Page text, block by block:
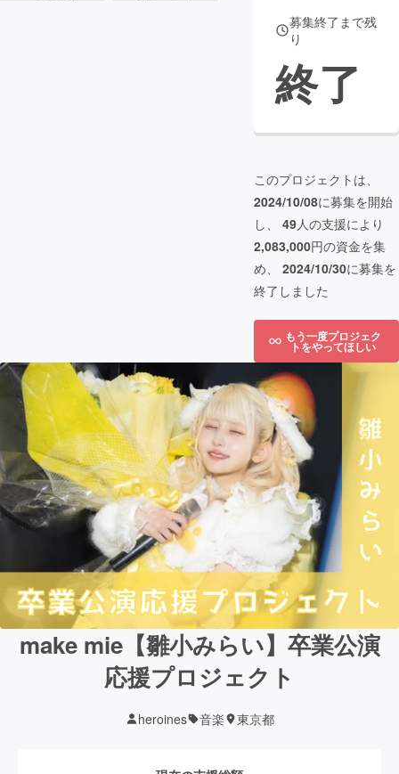
募集終了まで残
り
終了
このプロジェクトは、
2024/10/08に募集を開始
し、 49人の支援により
2,083,000円の資金を集
め、 2024/10/30に募集を
終了しました
もう一度プロジェク
トをやってほしい
make mie【雛小みらい】卒業公演
応援プロジェクト
heroines 音楽 東京都